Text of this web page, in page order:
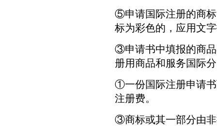
⑤申请国际注册的商
标为彩色的，应用文
③申请书中填报的商
册用商品和服务国际
①一份国际注册申请
注册费。
③商标或其一部分由